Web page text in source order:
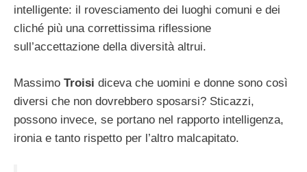
intelligente: il rovesciamento dei luoghi comuni e dei
cliché più una correttissima riflessione
sull’accettazione della diversità altrui.
Massimo Troisi diceva che uomini e donne sono così
diversi che non dovrebbero sposarsi? Sticazzi,
possono invece, se portano nel rapporto intelligenza,
ironia e tanto rispetto per l’altro malcapitato.